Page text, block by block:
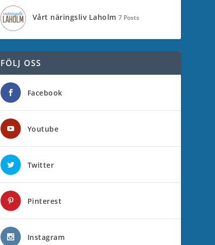
Vårt näringsliv Laholm 7 Posts
FÖLJ OSS
Facebook
Youtube
Twitter
Pinterest
Instagram